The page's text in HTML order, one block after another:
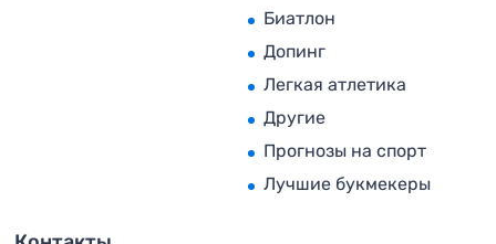
Биатлон
Допинг
Легкая атлетика
Другие
Прогнозы на спорт
Лучшие букмекеры